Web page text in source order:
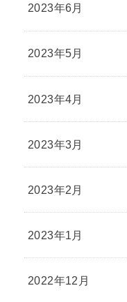
2023年6月
2023年5月
2023年4月
2023年3月
2023年2月
2023年1月
2022年12月